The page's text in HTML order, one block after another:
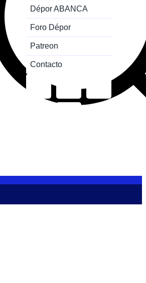
Dépor ABANCA
Foro Dépor
Patreon
Contacto